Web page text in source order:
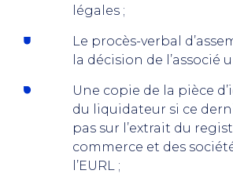
légales ;
Le procès-verbal
la décision de l’associé
Une copie de la pièce
du liquidateur si ce
pas sur l’extrait du
commerce et des
l’EURL ;